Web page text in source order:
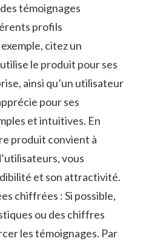
témoignages⁢
profils
citez un⁣
le⁣ produit pour ses
ainsi qu’un utilisateur
pour​ ses
et ⁣intuitives. En
produit convient à
vous
et⁢ son attractivité.
chiffrées : Si‍ possible,
ou des chiffres‍
les ⁣témoignages. Par